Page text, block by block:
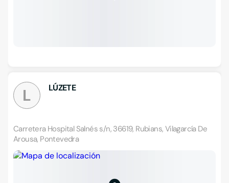
L LÚZETE
Carretera Hospital Salnés s/n, 36619, Rubians, Vilagarcía De
Arousa, Pontevedra